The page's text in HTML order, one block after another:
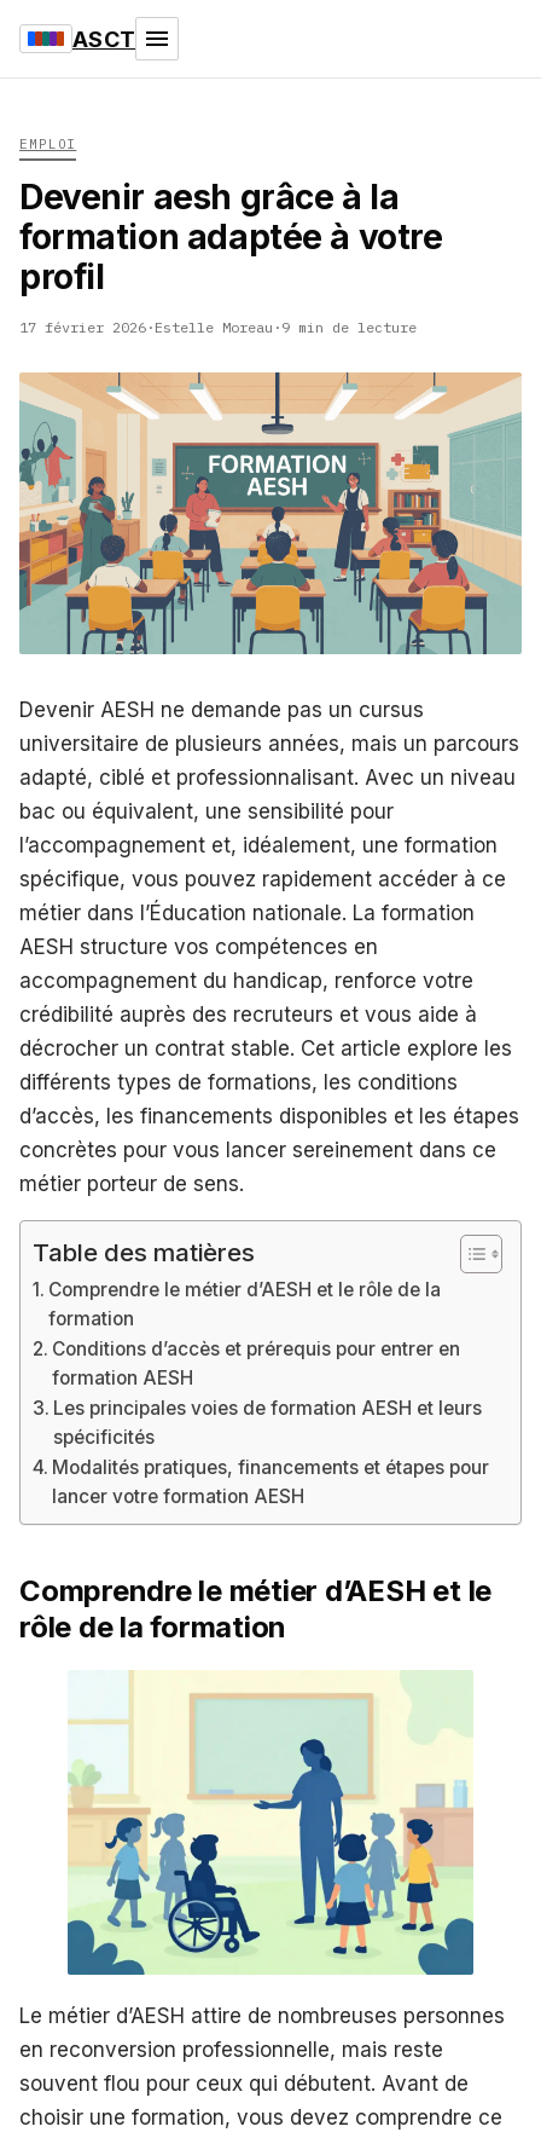
ASCT
EMPLOI
Devenir aesh grâce à la
formation adaptée à votre
profil
17 février 2026 · Estelle Moreau · 9 min de lecture
Devenir AESH ne demande pas un cursus
universitaire de plusieurs années, mais un parcours
adapté, ciblé et professionnalisant. Avec un niveau
bac ou équivalent, une sensibilité pour
l’accompagnement et, idéalement, une formation
spécifique, vous pouvez rapidement accéder à ce
métier dans l’Éducation nationale. La formation
AESH structure vos compétences en
accompagnement du handicap, renforce votre
crédibilité auprès des recruteurs et vous aide à
décrocher un contrat stable. Cet article explore les
différents types de formations, les conditions
d’accès, les financements disponibles et les étapes
concrètes pour vous lancer sereinement dans ce
métier porteur de sens.
Table des matières
Comprendre le métier d’AESH et le rôle de la
formation
Conditions d’accès et prérequis pour entrer en
formation AESH
Les principales voies de formation AESH et leurs
spécificités
Modalités pratiques, financements et étapes pour
lancer votre formation AESH
Comprendre le métier d’AESH et le
rôle de la formation
Le métier d’AESH attire de nombreuses personnes
en reconversion professionnelle, mais reste
souvent flou pour ceux qui débutent. Avant de
choisir une formation, vous devez comprendre ce